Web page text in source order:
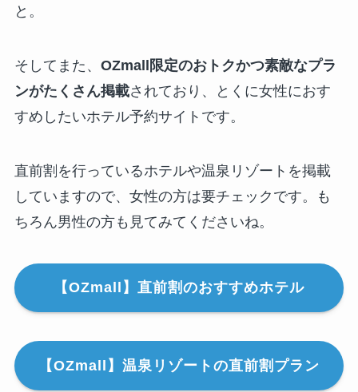
と。
そしてまた、 OZmall限定のおトクかつ素敵なプラ
ンがたくさん掲載されており、とくに女性におす
すめしたいホテル予約サイトです。
直前割を行っているホテルや温泉リゾートを掲載
していますので、女性の方は要チェックです。も
ちろん男性の方も見てみてくださいね。
【OZmall】直前割のおすすめホテル
【OZmall】温泉リゾートの直前割プラン